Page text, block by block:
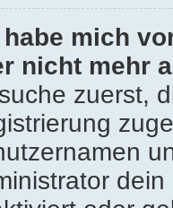
mich
nicht mehr
zuerst,